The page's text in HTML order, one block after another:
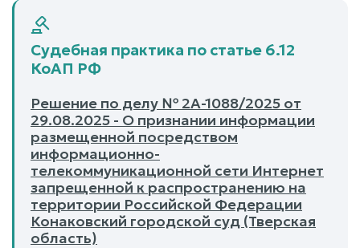
Судебная практика по статье 6.12
КоАП РФ
Решение по делу № 2А-1088/2025 от
29.08.2025 - О признании информации
размещенной посредством
информационно-
телекоммуникационной сети Интернет
запрещенной к распространению на
территории Российской Федерации
Конаковский городской суд (Тверская
область)